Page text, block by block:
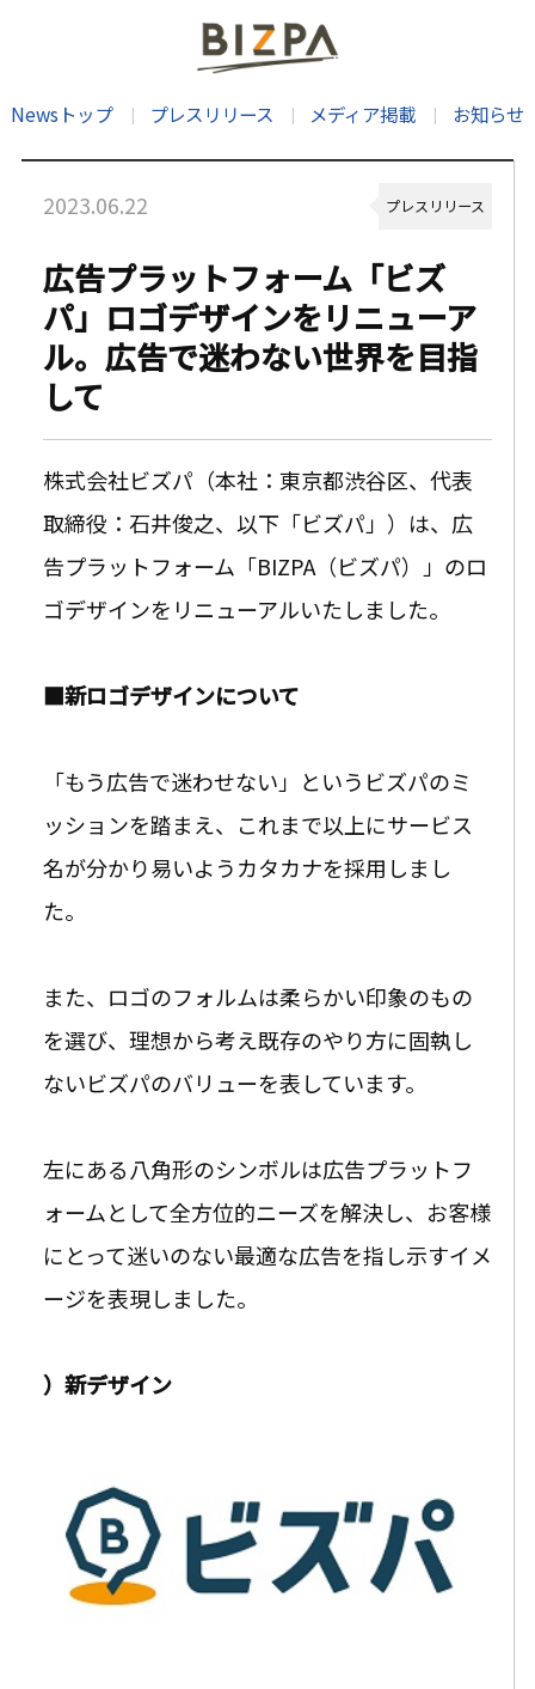
Newsトップ プレスリリース メディア掲載 お知らせ
2023.06.22 プレスリリース
広告プラットフォーム「ビズ
パ」ロゴデザインをリニューア
ル。広告で迷わない世界を目指
して
株式会社ビズパ（本社：東京都渋谷区、代表
取締役：石井俊之、以下「ビズパ」）は、 広
告プラットフォーム「BIZPA（ビズパ）」のロ
ゴデザインをリニューアルいたしました。
■新ロゴデザインについて
「もう広告で迷わせない」というビズパのミ
ッションを踏まえ、これまで以上にサービス
名が分かり易いようカタカナを採用しまし
た。
また、ロゴのフォルムは柔らかい印象のもの
を選び、理想から考え既存のやり方に固執し
ないビズパのバリューを表しています。
左にある八角形のシンボルは広告プラットフ
ォームとして全方位的ニーズを解決し、お客様
にとって迷いのない最適な広告を指し示すイメ
ージを表現しました。
）新デザイン